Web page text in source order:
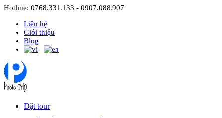
Hotline: 0768.331.133 - 0907.088.907
Liên hệ
Giới thiệu
Blog
Đặt tour